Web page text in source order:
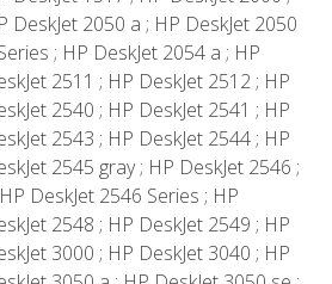
DeskJet 2050 a ; HP DeskJet 2050
; HP DeskJet 2054 a ; HP
2511 ; HP DeskJet 2512 ; HP
2540 ; HP DeskJet 2541 ; HP
2543 ; HP DeskJet 2544 ; HP
2545 gray ; HP DeskJet 2546 ;
DeskJet 2546 Series ; HP
2548 ; HP DeskJet 2549 ; HP
3000 ; HP DeskJet 3040 ; HP